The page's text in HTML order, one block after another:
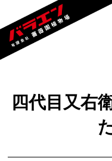
四代目又右